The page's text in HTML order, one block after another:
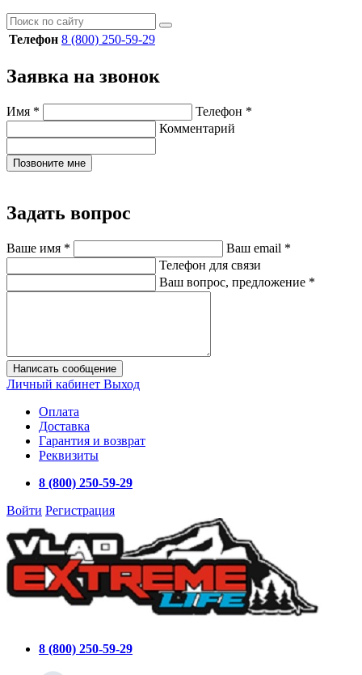
Телефон 8 (800) 250-59-29
Заявка на звонок
Имя * Телефон *
Комментарий
Позвоните мне
Задать вопрос
Ваше имя * Ваш email *
Телефон для связи
Ваш вопрос, предложение *
Написать сообщение
Личный кабинет Выход
Оплата
Доставка
Гарантия и возврат
Реквизиты
8 (800) 250-59-29
Войти Регистрация
8 (800) 250-59-29